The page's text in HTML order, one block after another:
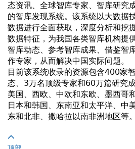
态资讯、全球智库专家、智库研究
的智库发现系统。该系统以大数据
数据进行全面获取，深度分析和挖
数据特征，为我国各类智库机构
智库动态、参考智库成果、借鉴智
作专家，从而解决中国实际问题。
目前该系统收录的资源包含400家
态、3万名顶级专家和60万篇研究
美国、西欧、中欧和东欧、墨西哥
日本和韩国、东南亚和太平洋、中
东和北非、撒哈拉以南非洲地区等。